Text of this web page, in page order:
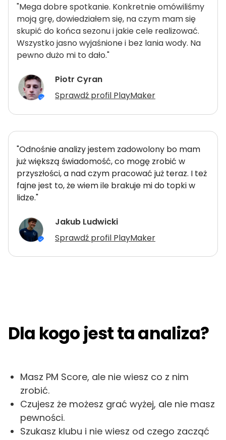
"Mega dobre spotkanie. Konkretnie omówiliśmy
moją grę, dowiedziałem się, na czym mam się
skupić do końca sezonu i jakie cele realizować.
Wszystko jasno wyjaśnione i bez lania wody. Na
pewno dużo mi to dało."
Piotr Cyran
Sprawdź profil PlayMaker
"Odnośnie analizy jestem zadowolony bo mam
już większą świadomość, co mogę zrobić w
przyszłości, a nad czym pracować już teraz. I też
fajne jest to, że wiem ile brakuje mi do topki w
lidze."
Jakub Ludwicki
Sprawdź profil PlayMaker
Dla kogo jest ta analiza?
Masz PM Score, ale nie wiesz co z nim
zrobić.
Czujesz że możesz grać wyżej, ale nie masz
pewności.
Szukasz klubu i nie wiesz od czego zacząć